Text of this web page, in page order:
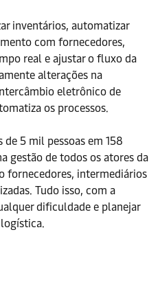
inventários, automatizar
com fornecedores,
real e ajustar o fluxo da
alterações na
eletrônico de
os processos.
de 5 mil pessoas em 158
gestão de todos os atores da
fornecedores, intermediários
Tudo isso, com a
dificuldade e planejar